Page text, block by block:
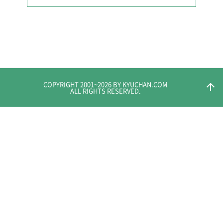
arrow_upward
COPYRIGHT 2001~2026 BY KYUCHAN.COM
ALL RIGHTS RESERVED.